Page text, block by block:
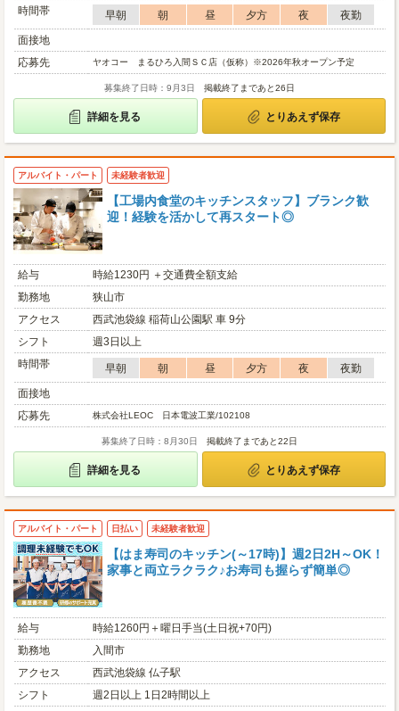
時間帯
早朝 朝 昼 夕方 夜
夜勤
面接地
応募先
ヤオコー まるひろ入間ＳＣ店（仮称）※2026年秋オープン予定
募集終了日時：9月3日 掲載終了まであと26日
詳細を見る とりあえず保存
アルバイト・パート 未経験者歓迎
【工場内食堂のキッチンスタッフ】ブランク歓
迎！経験を活かして再スタート◎
給与
時給1230円 ＋交通費全額支給
勤務地
狭山市
アクセス
西武池袋線 稲荷山公園駅 車 9分
シフト
週3日以上
時間帯
早朝 朝 昼 夕方 夜
夜勤
面接地
応募先
株式会社LEOC 日本電波工業/102108
募集終了日時：8月30日 掲載終了まであと22日
詳細を見る とりあえず保存
アルバイト・パート 日払い 未経験者歓迎
【はま寿司のキッチン(～17時)】週2日2H～OK！
家事と両立ラクラク♪お寿司も握らず簡単◎
給与
時給1260円＋曜日手当(土日祝+70円)
勤務地
入間市
アクセス
西武池袋線 仏子駅
シフト
週2日以上 1日2時間以上